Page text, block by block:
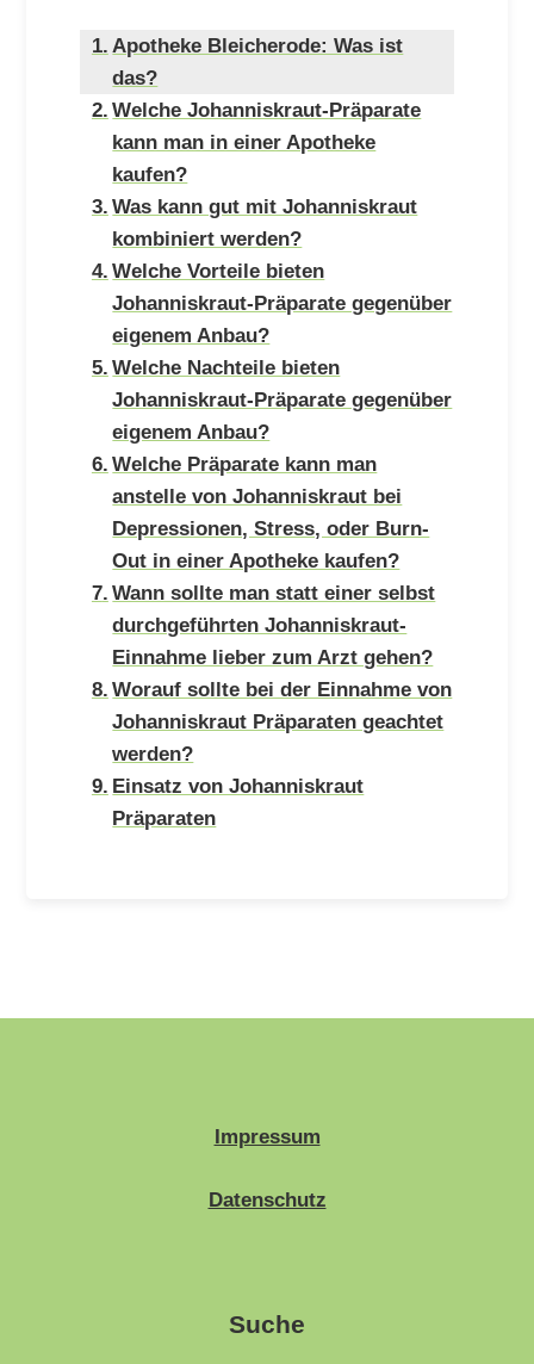
Apotheke Bleicherode: Was ist
das?
Welche Johanniskraut-Präparate
kann man in einer Apotheke
kaufen?
Was kann gut mit Johanniskraut
kombiniert werden?
Welche Vorteile bieten
Johanniskraut-Präparate gegenüber
eigenem Anbau?
Welche Nachteile bieten
Johanniskraut-Präparate gegenüber
eigenem Anbau?
Welche Präparate kann man
anstelle von Johanniskraut bei
Depressionen, Stress, oder Burn-
Out in einer Apotheke kaufen?
Wann sollte man statt einer selbst
durchgeführten Johanniskraut-
Einnahme lieber zum Arzt gehen?
Worauf sollte bei der Einnahme von
Johanniskraut Präparaten geachtet
werden?
Einsatz von Johanniskraut
Präparaten
Impressum
Datenschutz
Suche